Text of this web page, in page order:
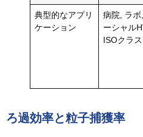
典型的なアプリ
ケーション
病院, ラボ
ーシャル
ISOクラ
ろ過効率と粒子捕獲率